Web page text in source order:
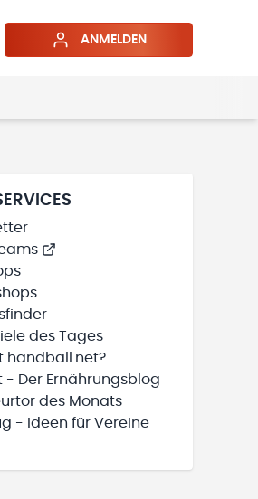
ANMELDEN
des Tages
handball.net?
- Der Ernährungsblog
des Monats
- Ideen für Vereine